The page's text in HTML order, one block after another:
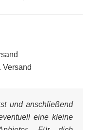
Versand
und anschließend
eine kleine